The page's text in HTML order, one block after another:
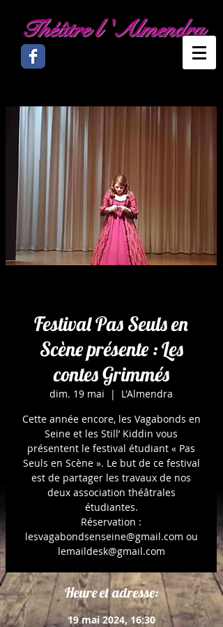
Théâtre l 'Almendra
Festival Pas Seuls en
Scène présente : Les
contes Grimmés
dim. 19 mai
  |
L'Almendra
Cette année encore, les Vagabonds en
Seine et les Still’ Kiddin vous
présentent le festival étudiant « Pas
Seuls en Scène ». Le but de ce festival
est de partager les travaux de nos
deux association théâtrales
étudiantes.
Réservation :
lesvagabondsenseine@gmail.com ou
lemaildesk@gmail.com
Heure et adresse:
19 mai 2024, 16:30